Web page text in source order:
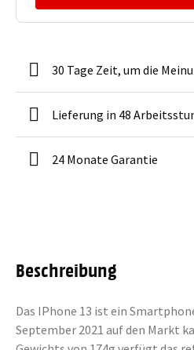
30 Tage Zeit, um die
Lieferung in 48
24 Monate Garantie
Beschreibung
Das IPhone 13 ist ein
September 2021 auf den Markt